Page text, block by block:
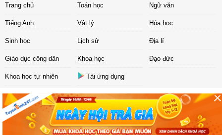
Trang chủ Toán học Ngữ văn
Tiếng Anh Vật lý Hóa học
Sinh học Lịch sử Địa lí
Giáo dục công dân Khoa học Đạo đức
Khoa học tự nhiên Tải ứng dụng
Liên hệ|Chính sách
Copyright ©2017 Sachbaitap.com